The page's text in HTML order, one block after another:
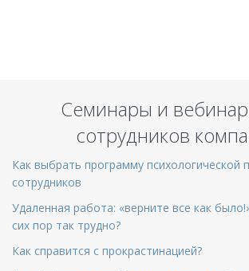
Семинары и
сотрудников
Как выбрать программу психологической
сотрудников
Удаленная работа: «верните все как
сих пор так трудно?
Как справится с прокрастинацией?